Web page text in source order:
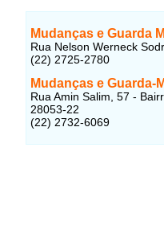
Mudanças e Guarda
Rua Nelson Werneck
(22) 2725-2780
Mudanças e Guarda-
Rua Amin Salim, 57 -
28053-22
(22) 2732-6069